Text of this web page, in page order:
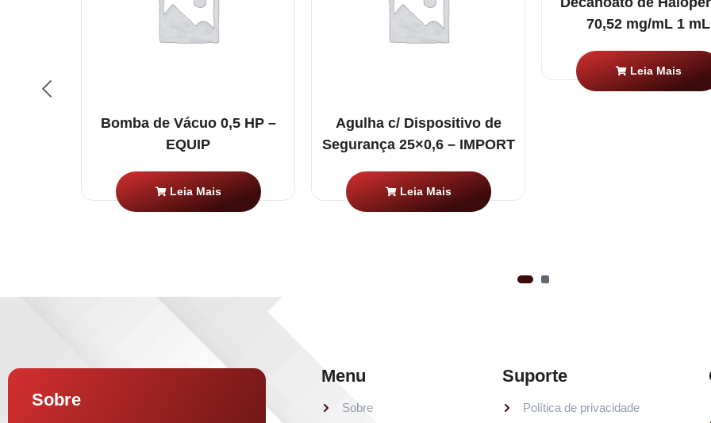
Bomba de Vácuo 0,5 HP –
EQUIP
Leia Mais
Agulha c/ Dispositivo de
Segurança 25×0,6 – IMPORT
Leia Mais
70,52 mg/mL 1 mL
Leia Mais
Sobre
Menu
Sobre
Suporte
Política de privacidade